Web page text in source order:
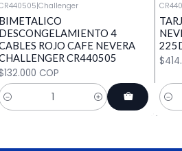
|Challenger
4
ROJO CAFE NEVERA
CR440505
COP